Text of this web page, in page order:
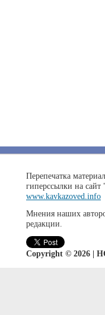
Перепечатка
гиперссылки на
www.kavkazoved.info
Мнения наших
редакции.
Copyright © 2026 |